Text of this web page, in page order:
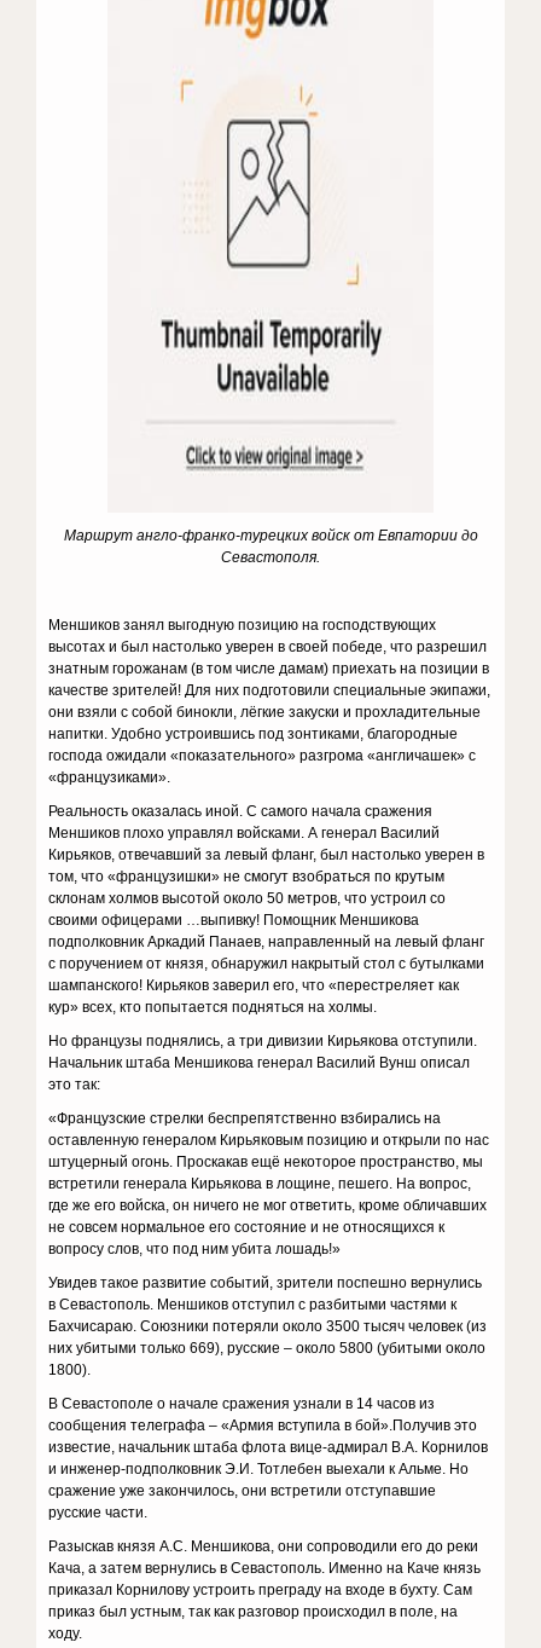
Маршрут англо-франко-турецких войск от Евпатории до
Севастополя.
Меншиков занял выгодную позицию на господствующих
высотах и был настолько уверен в своей победе, что разрешил
знатным горожанам (в том числе дамам) приехать на позиции в
качестве зрителей! Для них подготовили специальные экипажи,
они взяли с собой бинокли, лёгкие закуски и прохладительные
напитки. Удобно устроившись под зонтиками, благородные
господа ожидали «показательного» разгрома «англичашек» с
«французиками».
Реальность оказалась иной. С самого начала сражения
Меншиков плохо управлял войсками. А генерал Василий
Кирьяков, отвечавший за левый фланг, был настолько уверен в
том, что «французишки» не смогут взобраться по крутым
склонам холмов высотой около 50 метров, что устроил со
своими офицерами …выпивку! Помощник Меншикова
подполковник Аркадий Панаев, направленный на левый фланг
с поручением от князя, обнаружил накрытый стол с бутылками
шампанского! Кирьяков заверил его, что «перестреляет как
кур» всех, кто попытается подняться на холмы.
Но французы поднялись, а три дивизии Кирьякова отступили.
Начальник штаба Меншикова генерал Василий Вунш описал
это так:
«Французские стрелки беспрепятственно взбирались на
оставленную генералом Кирьяковым позицию и открыли по нас
штуцерный огонь. Проскакав ещё некоторое пространство, мы
встретили генерала Кирьякова в лощине, пешего. На вопрос,
где же его войска, он ничего не мог ответить, кроме обличавших
не совсем нормальное его состояние и не относящихся к
вопросу слов, что под ним убита лошадь!»
Увидев такое развитие событий, зрители поспешно вернулись
в Севастополь. Меншиков отступил с разбитыми частями к
Бахчисараю. Союзники потеряли около 3500 тысяч человек (из
них убитыми только 669), русские – около 5800 (убитыми около
1800).
В Севастополе о начале сражения узнали в 14 часов из
сообщения телеграфа – «Армия вступила в бой».Получив это
известие, начальник штаба флота вице-адмирал В.А. Корнилов
и инженер-подполковник Э.И. Тотлебен выехали к Альме. Но
сражение уже закончилось, они встретили отступавшие
русские части.
Разыскав князя А.С. Меншикова, они сопроводили его до реки
Кача, а затем вернулись в Севастополь. Именно на Каче князь
приказал Корнилову устроить преграду на входе в бухту. Сам
приказ был устным, так как разговор происходил в поле, на
ходу.